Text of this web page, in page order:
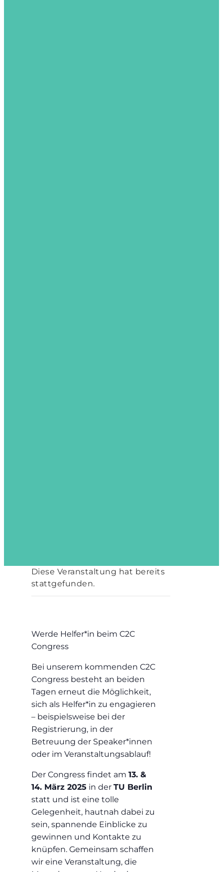
Diese Veranstaltung hat bereits
stattgefunden.
Werde Helfer*in beim C2C
Congress
Bei unserem kommenden C2C
Congress besteht an beiden
Tagen erneut die Möglichkeit,
sich als Helfer*in zu engagieren
– beispielsweise bei der
Registrierung, in der
Betreuung der Speaker*innen
oder im Veranstaltungsablauf!
Der Congress findet am 13. &
14. März 2025 in der TU Berlin
statt und ist eine tolle
Gelegenheit, hautnah dabei zu
sein, spannende Einblicke zu
gewinnen und Kontakte zu
knüpfen. Gemeinsam schaffen
wir eine Veranstaltung, die